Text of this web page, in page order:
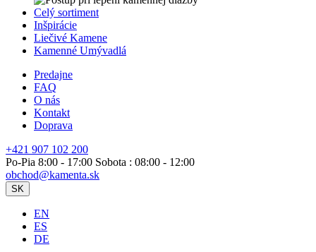
Celý sortiment
Inšpirácie
Liečivé Kamene
Kamenné Umývadlá
Predajne
FAQ
O nás
Kontakt
Doprava
+421 907 102 200
Po-Pia 8:00 - 17:00 Sobota : 08:00 - 12:00
obchod@kamenta.sk
SK
EN
ES
DE